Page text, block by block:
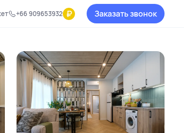
+66 909653932 ₽ Заказать звонок